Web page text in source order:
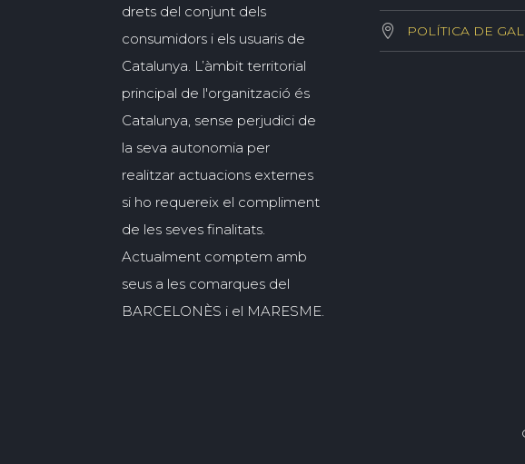
drets del conjunt dels
consumidors i els usuaris de
Catalunya. L’àmbit territorial
principal de l'organització és
Catalunya, sense perjudici de
la seva autonomia per
realitzar actuacions externes
si ho requereix el compliment
de les seves finalitats.
Actualment comptem amb
seus a les comarques del
BARCELONÈS i el MARESME.
POLÍTICA DE